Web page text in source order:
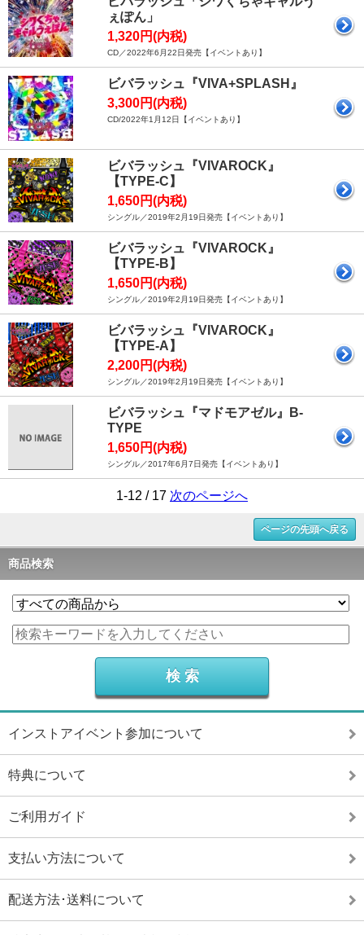
ぇぽん」
1,320円(内税)
CD／2022年6月22日発売【イベントあり】
ビバラッシュ『VIVA+SPLASH』
3,300円(内税)
CD/2022年1月12日【イベントあり】
ビバラッシュ『VIVAROCK』
【TYPE-C】
1,650円(内税)
シングル／2019年2月19日発売【イベントあり】
ビバラッシュ『VIVAROCK』
【TYPE-B】
1,650円(内税)
シングル／2019年2月19日発売【イベントあり】
ビバラッシュ『VIVAROCK』
【TYPE-A】
2,200円(内税)
シングル／2019年2月19日発売【イベントあり】
ビバラッシュ『マドモアゼル』B-
TYPE
1,650円(内税)
シングル／2017年6月7日発売【イベントあり】
1-12 / 17 次のページへ
ページの先頭へ戻る
商品検索
インストアイベント参加について
特典について
ご利用ガイド
支払い方法について
配送方法･送料について